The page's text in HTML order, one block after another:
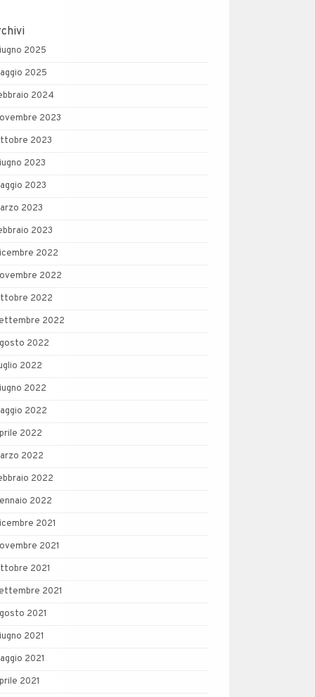
2025
2025
2024
2023
2023
2023
2023
2023
2023
2022
2022
2022
2022
2022
2022
2022
2022
2022
2022
2022
2022
2021
2021
2021
2021
2021
2021
2021
2021